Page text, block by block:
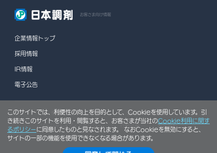
お客さま向け情報
企業情報トップ
採用情報
IR情報
電子公告
情報セキュリティポリシー 個人情報保護方針
利用規約
サイトマップ
このサイトでは、利便性の向上を目的として、Cookieを使用しています。引
き続きこのサイトを利用・閲覧すると、お客さまが当社のCookie利用に関す
るポリシーに同意したものと見なされます。 なおCookieを無効にすると、
サイトの一部の機能を使用できなくなる場合があります。